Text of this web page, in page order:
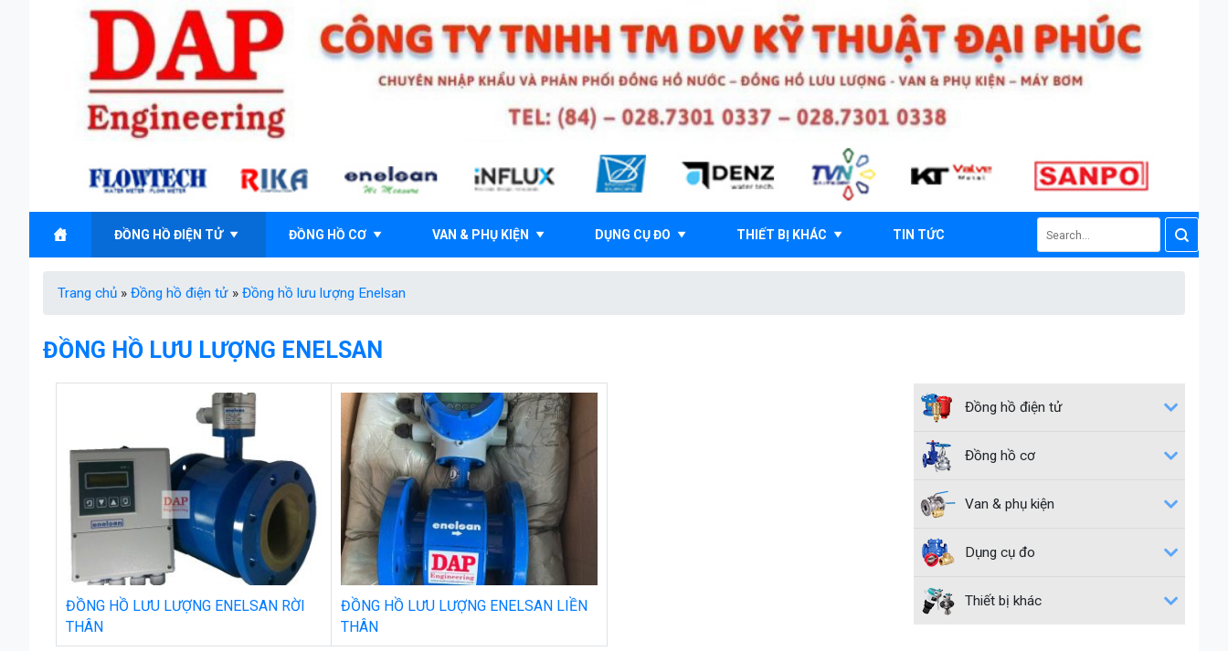
ĐỒNG HỒ ĐIỆN TỬ ĐỒNG HỒ CƠ VAN & PHỤ KIỆN DỤNG CỤ ĐO THIẾT BỊ KHÁC TIN TỨC
for:
Trang chủ » Đồng hồ điện tử » Đồng hồ lưu lượng Enelsan
ĐỒNG HỒ LƯU LƯỢNG ENELSAN
ĐỒNG HỒ LƯU LƯỢNG ENELSAN RỜI
THÂN
ĐỒNG HỒ LƯU LƯỢNG ENELSAN LIỀN
THÂN
Đồng hồ điện tử
Đồng hồ cơ
Van & phụ kiện
Dụng cụ đo
Thiết bị khác